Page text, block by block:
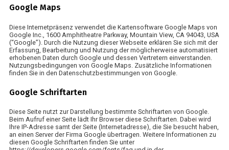
Google Maps
Diese Internetpräsenz verwendet die Kartensoftware Google Maps von
Google Inc., 1600 Amphitheatre Parkway, Mountain View, CA 94043, USA
(“Google”). Durch die Nutzung dieser Webseite erklären Sie sich mit der
Erfassung, Bearbeitung und Nutzung der möglicherweise automatisiert
erhobenen Daten durch Google und dessen Vertretern einverstanden.
Nutzungsbedingungen von Google Maps. Zusätzliche Informationen
finden Sie in den Datenschutzbestimmungen von Google.
Google Schriftarten
Diese Seite nutzt zur Darstellung bestimmte Schriftarten von Google.
Beim Aufruf einer Seite lädt Ihr Browser diese Schriftarten. Dabei wird
Ihre IP-Adresse samt der Seite (Internetadresse), die Sie besucht haben,
an einen Server der Firma Google übertragen. Weitere Informationen zu
diesen Google Schriftarten finden Sie unter